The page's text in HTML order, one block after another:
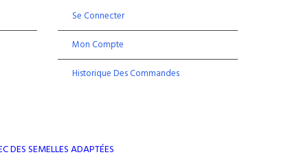
Se Connecter
Mon Compte
Historique Des Commandes
DES SEMELLES ADAPTÉES